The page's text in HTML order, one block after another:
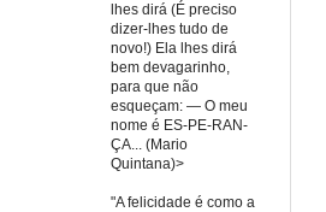
lhes dirá (É preciso
dizer-lhes tudo de
novo!) Ela lhes dirá
bem devagarinho,
para que não
esqueçam: — O meu
nome é ES-PE-RAN-
ÇA... (Mario
Quintana)>
"A felicidade é como a